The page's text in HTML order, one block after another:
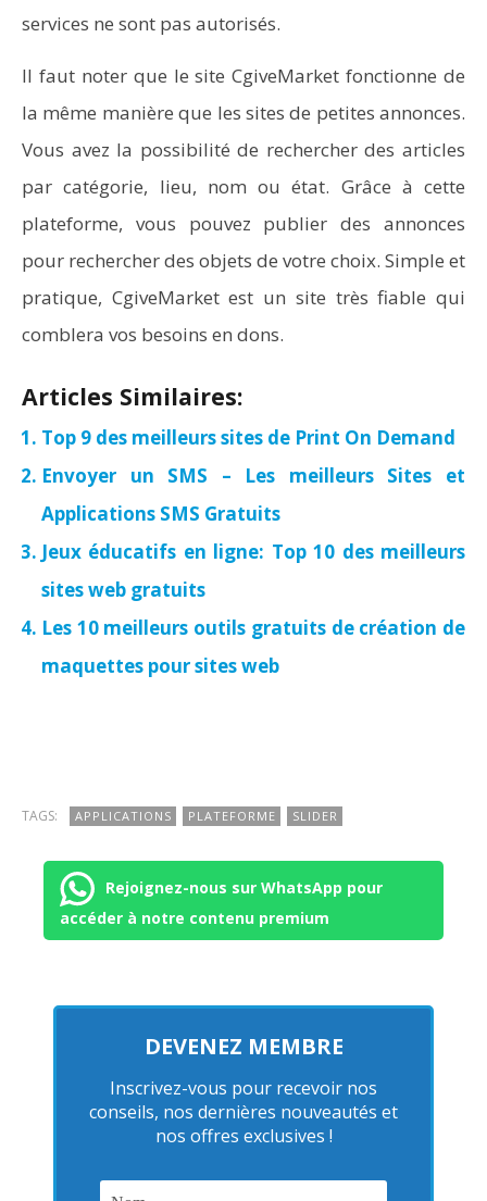
services ne sont pas autorisés.
Il faut noter que le site CgiveMarket fonctionne de
la même manière que les sites de petites annonces.
Vous avez la possibilité de rechercher des articles
par catégorie, lieu, nom ou état. Grâce à cette
plateforme, vous pouvez publier des annonces
pour rechercher des objets de votre choix. Simple et
pratique, CgiveMarket est un site très fiable qui
comblera vos besoins en dons.
Articles Similaires:
Top 9 des meilleurs sites de Print On Demand
Envoyer un SMS – Les meilleurs Sites et
Applications SMS Gratuits
Jeux éducatifs en ligne: Top 10 des meilleurs
sites web gratuits
Les 10 meilleurs outils gratuits de création de
maquettes pour sites web
TAGS: APPLICATIONS PLATEFORME SLIDER
Rejoignez-nous sur WhatsApp pour
accéder à notre contenu premium
DEVENEZ MEMBRE
Inscrivez-vous pour recevoir nos
conseils, nos dernières nouveautés et
nos offres exclusives !